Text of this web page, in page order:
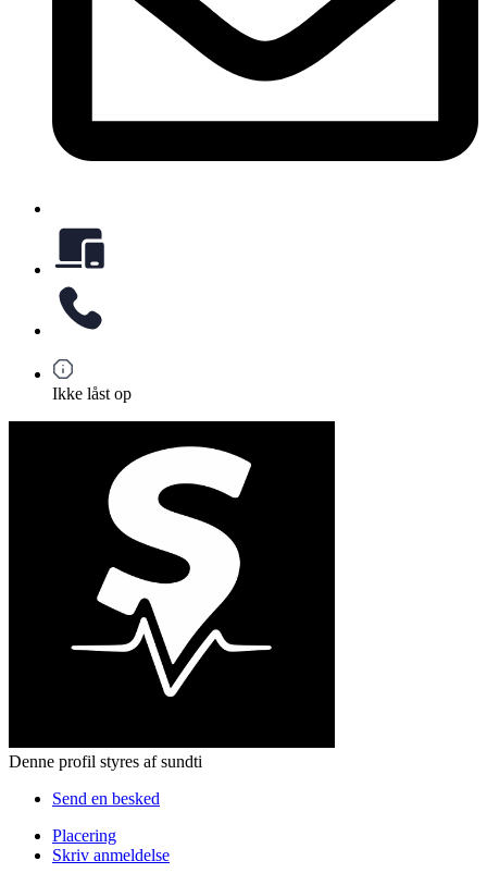
Ikke låst op
Denne profil styres af sundti
Send en besked
Placering
Skriv anmeldelse